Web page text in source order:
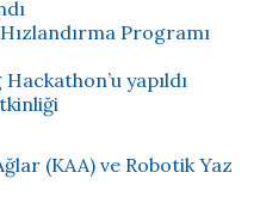
Programı
yapıldı
(KAA) ve Robotik Yaz